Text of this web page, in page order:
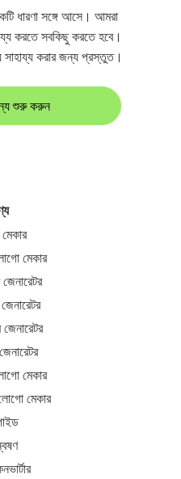
ধারণা সঙ্গে আসে। আমরা
করতে সবকিছু করতে হবে।
সাহায্য করার জন্য প্রস্তুত।
শুরু করুন
মেকার
মেকার
মেকার